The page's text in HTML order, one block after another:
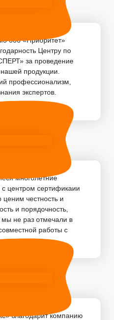
000 «Приоритет»
Центру по
за проведение
продукции.
профессионализм,
экспертов.
многолетние
центром сертификаии
ценим честность и
и порядочность,
мы не раз отмечали в
работы с
благодарит компанию